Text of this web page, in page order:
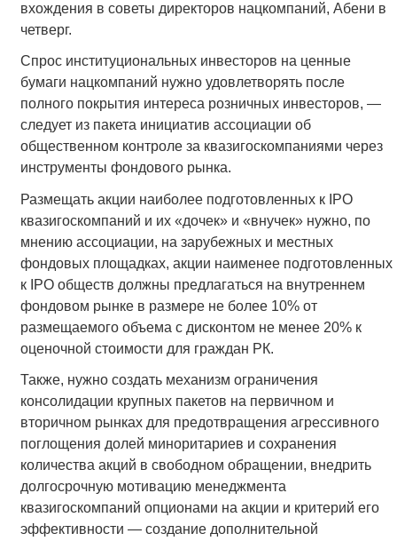
вхождения в советы директоров нацкомпаний, Абени в
четверг.
Спрос институциональных инвесторов на ценные
бумаги нацкомпаний нужно удовлетворять после
полного покрытия интереса розничных инвесторов, —
следует из пакета инициатив ассоциации об
общественном контроле за квазигоскомпаниями через
инструменты фондового рынка.
Размещать акции наиболее подготовленных к IPO
квазигоскомпаний и их «дочек» и «внучек» нужно, по
мнению ассоциации, на зарубежных и местных
фондовых площадках, акции наименее подготовленных
к IPO обществ должны предлагаться на внутреннем
фондовом рынке в размере не более 10% от
размещаемого объема с дисконтом не менее 20% к
оценочной стоимости для граждан РК.
Также, нужно создать механизм ограничения
консолидации крупных пакетов на первичном и
вторичном рынках для предотвращения агрессивного
поглощения долей миноритариев и сохранения
количества акций в свободном обращении, внедрить
долгосрочную мотивацию менеджмента
квазигоскомпаний опционами на акции и критерий его
эффективности — создание дополнительной